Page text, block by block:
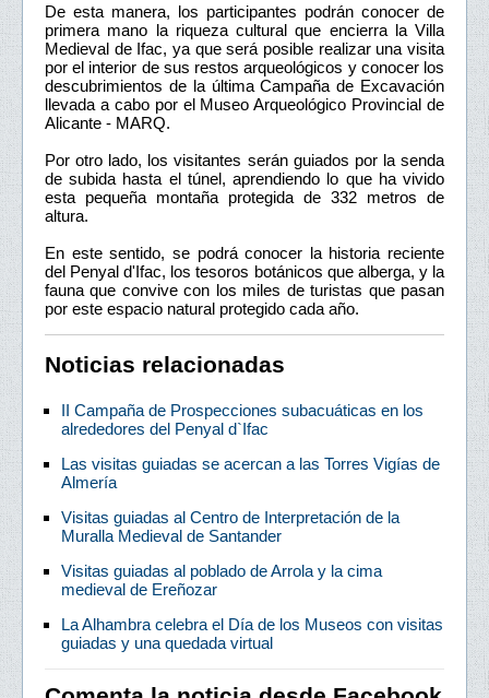
De esta manera, los participantes podrán conocer de
primera mano la riqueza cultural que encierra la Villa
Medieval de Ifac, ya que será posible realizar una visita
por el interior de sus restos arqueológicos y conocer los
descubrimientos de la última Campaña de Excavación
llevada a cabo por el Museo Arqueológico Provincial de
Alicante - MARQ.
Por otro lado, los visitantes serán guiados por la senda
de subida hasta el túnel, aprendiendo lo que ha vivido
esta pequeña montaña protegida de 332 metros de
altura.
En este sentido, se podrá conocer la historia reciente
del Penyal d'Ifac, los tesoros botánicos que alberga, y la
fauna que convive con los miles de turistas que pasan
por este espacio natural protegido cada año.
Noticias relacionadas
II Campaña de Prospecciones subacuáticas en los
alrededores del Penyal d`Ifac
Las visitas guiadas se acercan a las Torres Vigías de
Almería
Visitas guiadas al Centro de Interpretación de la
Muralla Medieval de Santander
Visitas guiadas al poblado de Arrola y la cima
medieval de Ereñozar
La Alhambra celebra el Día de los Museos con visitas
guiadas y una quedada virtual